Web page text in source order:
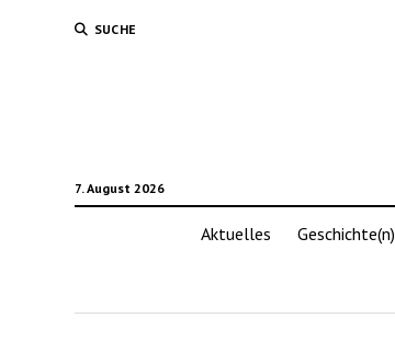
SUCHE
7. August 2026
Aktuelles Geschichte(n)